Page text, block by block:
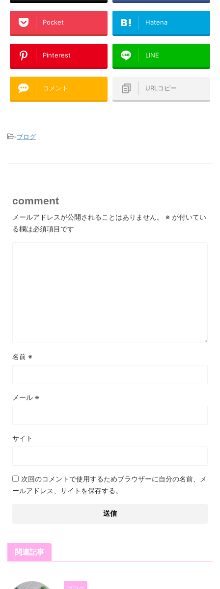
Pocket Hatena
Pinterest LINE
コメント URLコピー
-ブログ
comment
メールアドレスが公開されることはありません。 ※ が付いてい
る欄は必須項目です
名前 ※
メール ※
サイト
次回のコメントで使用するためブラウザーに自分の名前、メ
ールアドレス、サイトを保存する。
関連記事